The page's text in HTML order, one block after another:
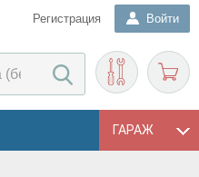
Регистрация Войти
ГАРАЖ